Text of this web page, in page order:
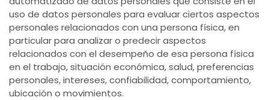
uso de datos personales para evaluar ciertos aspectos
personales relacionados con una persona física, en
particular para analizar o predecir aspectos
relacionados con el desempeño de esa persona física
en el trabajo, situación económica, salud, preferencias
personales, intereses, confiabilidad, comportamiento,
ubicación o movimientos.